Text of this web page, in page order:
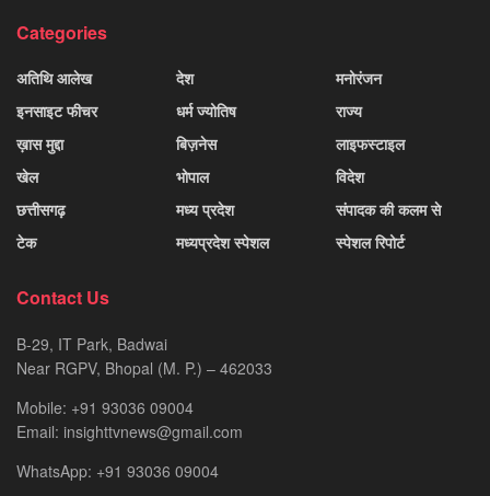
Categories
अतिथि आलेख
इनसाइट फीचर
ख़ास मुद्दा
खेल
छत्तीसगढ़
टेक
देश
धर्म ज्योतिष
बिज़नेस
भोपाल
मध्य प्रदेश
मध्यप्रदेश स्पेशल
मनोरंजन
राज्य
लाइफस्टाइल
विदेश
संपादक की कलम से
स्पेशल रिपोर्ट
Contact Us
B-29, IT Park, Badwai
Near RGPV, Bhopal (M. P.) – 462033
Mobile: +91 93036 09004
Email: insighttvnews@gmail.com
WhatsApp: +91 93036 09004